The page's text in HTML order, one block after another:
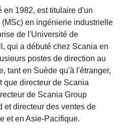
en 1982, est titulaire d'un
(MSc) en ingénierie industrielle
de l'Université de
qui a débuté chez Scania en
postes de direction au
tant en Suède qu'à l'étranger,
que directeur de Scania
de Scania Group
et directeur des ventes de
et en Asie-Pacifique.